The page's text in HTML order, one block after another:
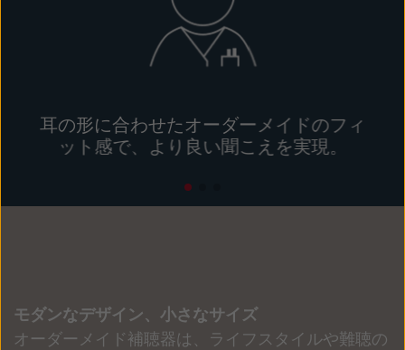
Österreich
日本
耳の形に合わせたオーダーメイドのフィ
ット感で、より良い聞こえを実現。
モダンなデザイン、小さなサイズ
オーダーメイド補聴器は、ライフスタイルや難聴の